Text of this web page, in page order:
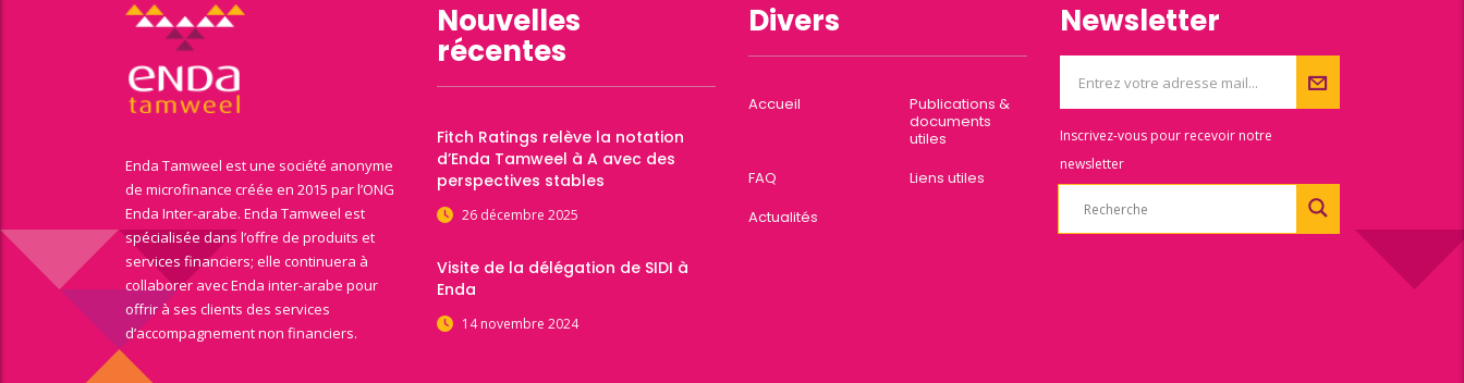
Enda Tamweel est une société anonyme
de microfinance créée en 2015 par l’ONG
Enda Inter-arabe. Enda Tamweel est
spécialisée dans l’offre de produits et
services financiers; elle continuera à
collaborer avec Enda inter-arabe pour
offrir à ses clients des services
d’accompagnement non financiers.
Nouvelles
récentes
Fitch Ratings relève la notation
d’Enda Tamweel à A avec des
perspectives stables
26 décembre 2025
Visite de la délégation de SIDI à
Enda
14 novembre 2024
Divers
Accueil
Publications &
documents
utiles
FAQ
Liens utiles
Actualités
Newsletter
Inscrivez-vous pour recevoir notre
newsletter